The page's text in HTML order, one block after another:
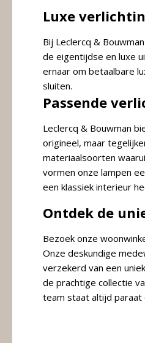
Luxe
Bij Leclercq &
de eigentijdse en luxe
ernaar om betaalbare
sluiten.
Passende
Leclercq & Bouwman
origineel, maar
materiaalsoorten
vormen onze lampen
een klassiek interieur
Ontdek de
Bezoek onze
Onze deskundige
verzekerd van een
de prachtige collectie
team staat altijd paraat